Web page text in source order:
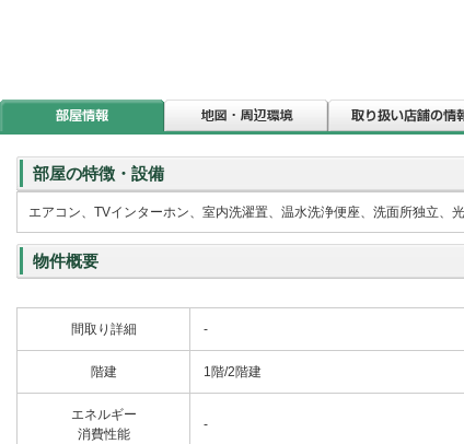
部屋の特徴・設備
エアコン、TVインターホン、室内洗濯置、温水洗浄便座、洗面所独立、
物件概要
間取り詳細 -
階建 1階/2階建
エネルギー
消費性能
-